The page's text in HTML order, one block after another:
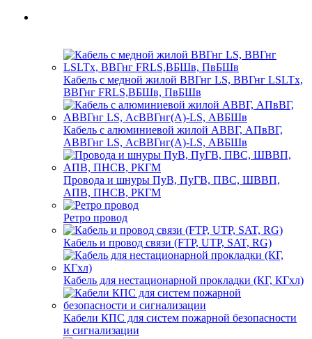
Кабель с медной жилой ВВГнг LS, ВВГнг LSLTx,
ВВГнг FRLS,ВБШв, ПвБШв
Кабель с алюминиевой жилой АВВГ, АПвВГ,
АВВГнг LS, АсВВГнг(А)-LS, АВБШв
Провода и шнуры ПуВ, ПуГВ, ПВС, ШВВП,
АПВ, ПНСВ, РКГМ
Ретро провод
Кабель и провод связи (FTP, UTP, SAT, RG)
Кабель для нестационарной прокладки (КГ, КГхл)
Кабели КПС для систем пожарной безопасности
и сигнализации